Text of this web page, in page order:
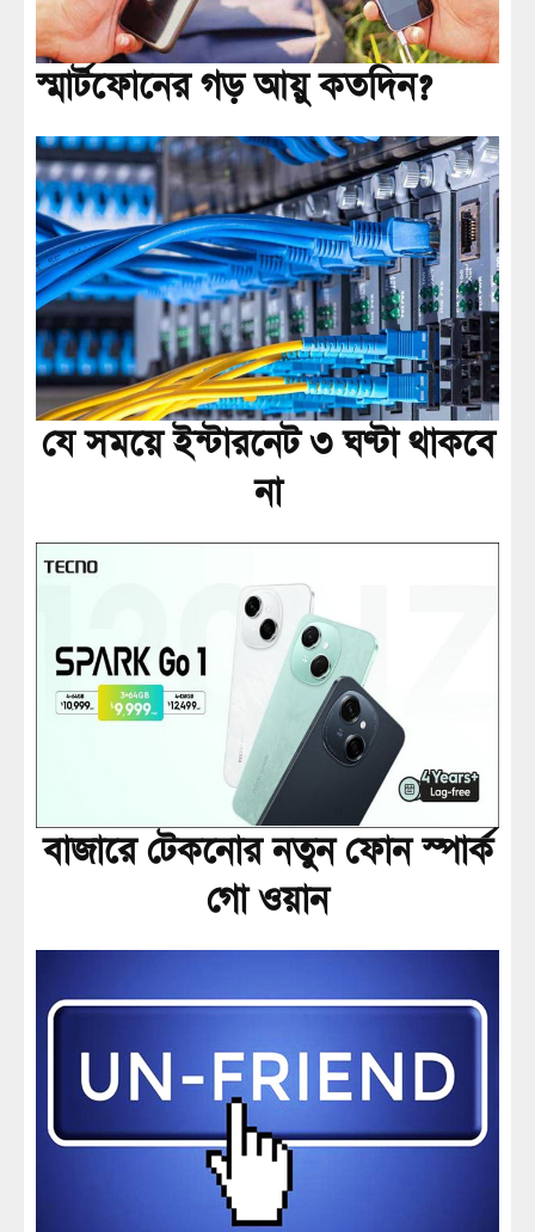
স্মার্টফোনের গড় আয়ু কতদিন?
যে সময়ে ইন্টারনেট ৩ ঘণ্টা থাকবে
না
বাজারে টেকনোর নতুন ফোন স্পার্ক
গো ওয়ান